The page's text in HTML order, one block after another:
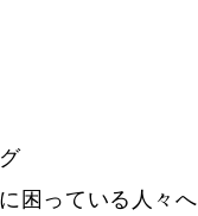
困っている人々へ